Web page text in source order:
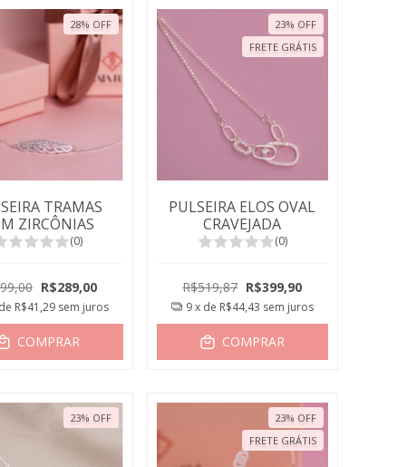
28% OFF
TRAMAS
ZIRCÔNIAS
(0)
R$289,00
R$41,29 sem juros
COMPRAR
23% OFF
FRETE GRÁTIS
PULSEIRA ELOS OVAL
CRAVEJADA
(0)
R$519,87 R$399,90
9x de R$44,43 sem juros
COMPRAR
23% OFF 23% OFF
FRETE GRÁTIS